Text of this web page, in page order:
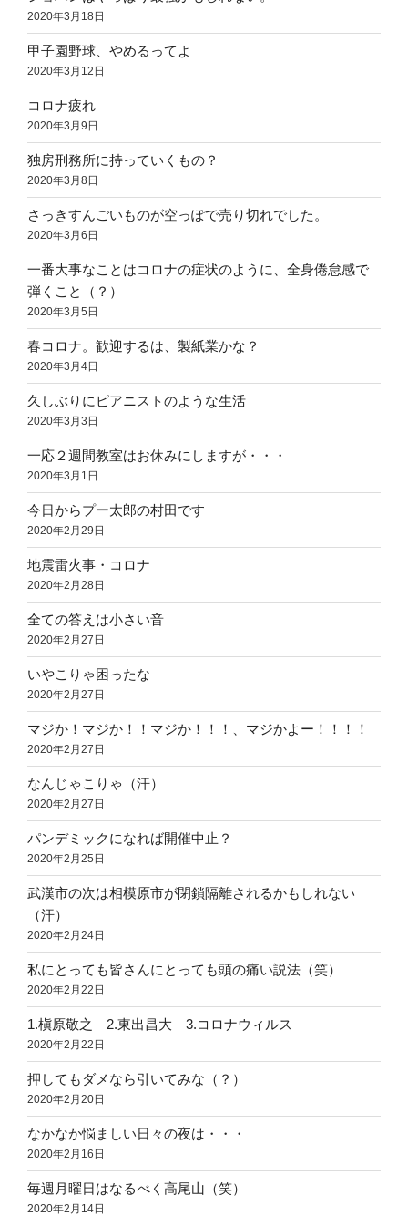
2020年3月18日
甲子園野球、やめるってよ
2020年3月12日
コロナ疲れ
2020年3月9日
独房刑務所に持っていくもの？
2020年3月8日
さっきすんごいものが空っぽで売り切れでした。
2020年3月6日
一番大事なことはコロナの症状のように、全身倦怠感で
弾くこと（？）
2020年3月5日
春コロナ。歓迎するは、製紙業かな？
2020年3月4日
久しぶりにピアニストのような生活
2020年3月3日
一応２週間教室はお休みにしますが・・・
2020年3月1日
今日からプー太郎の村田です
2020年2月29日
地震雷火事・コロナ
2020年2月28日
全ての答えは小さい音
2020年2月27日
いやこりゃ困ったな
2020年2月27日
マジか！マジか！！マジか！！！、マジかよー！！！！
2020年2月27日
なんじゃこりゃ（汗）
2020年2月27日
パンデミックになれば開催中止？
2020年2月25日
武漢市の次は相模原市が閉鎖隔離されるかもしれない
（汗）
2020年2月24日
私にとっても皆さんにとっても頭の痛い説法（笑）
2020年2月22日
1.槇原敬之 2.東出昌大 3.コロナウィルス
2020年2月22日
押してもダメなら引いてみな（？）
2020年2月20日
なかなか悩ましい日々の夜は・・・
2020年2月16日
毎週月曜日はなるべく高尾山（笑）
2020年2月14日